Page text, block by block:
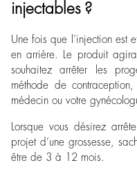
injectables ?
Une fois que l’injection est
en arrière. Le produit
souhaitez arrêter les
méthode de
médecin ou votre
Lorsque vous désirez
projet d’une grossesse,
être de 3 à 12 mois.